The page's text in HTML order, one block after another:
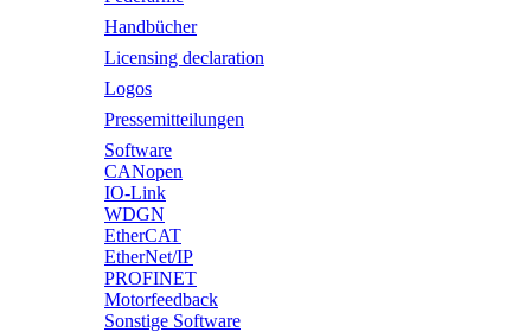
Handbücher
Licensing declaration
Logos
Pressemitteilungen
Software
CANopen
IO-Link
WDGN
EtherCAT
EtherNet/IP
PROFINET
Motorfeedback
Sonstige Software